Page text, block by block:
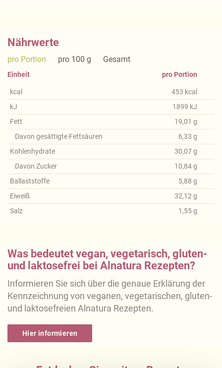
Nährwerte
pro Portion pro 100 g Gesamt
Einheit
kcal
kJ
Fett
Davon gesättigte Fettsäuren
Kohlenhydrate
Davon Zucker
Ballaststoffe
Eiweiß
Salz
pro Portion
453 kcal
1899 kJ
19,01 g
6,33 g
30,07g
10,84g
5,88 g
32,12 g
1,55g
Was bedeutet vegan, vegetarisch, gluten-
und laktosefrei bei Alnatura Rezepten?
Informieren Sie sich über die genaue Erklärung der
Kennzeichnung von veganen, vegetarischen, gluten-
und laktosefreien Alnatura Rezepten.
Hier informieren